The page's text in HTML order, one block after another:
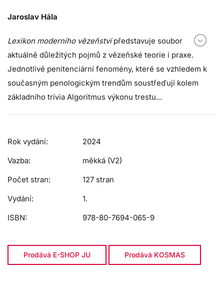
Jaroslav Hála
Lexikon moderního vězeňstvípředstavuje soubor
aktuálně důležitých pojmů z vězeňské teorie i praxe.
Jednotlivé penitenciární fenomény, které se vzhledem k
současným penologickým trendům soustřeďují kolem
základního trivia Algoritmus výkonu trestu...
Rok vydání:
2024
Vazba:
měkká (V2)
Počet stran:
127 stran
Vydání:
1.
ISBN:
978-80-7694-065-9
Prodává E-SHOP JU Prodává KOSMAS